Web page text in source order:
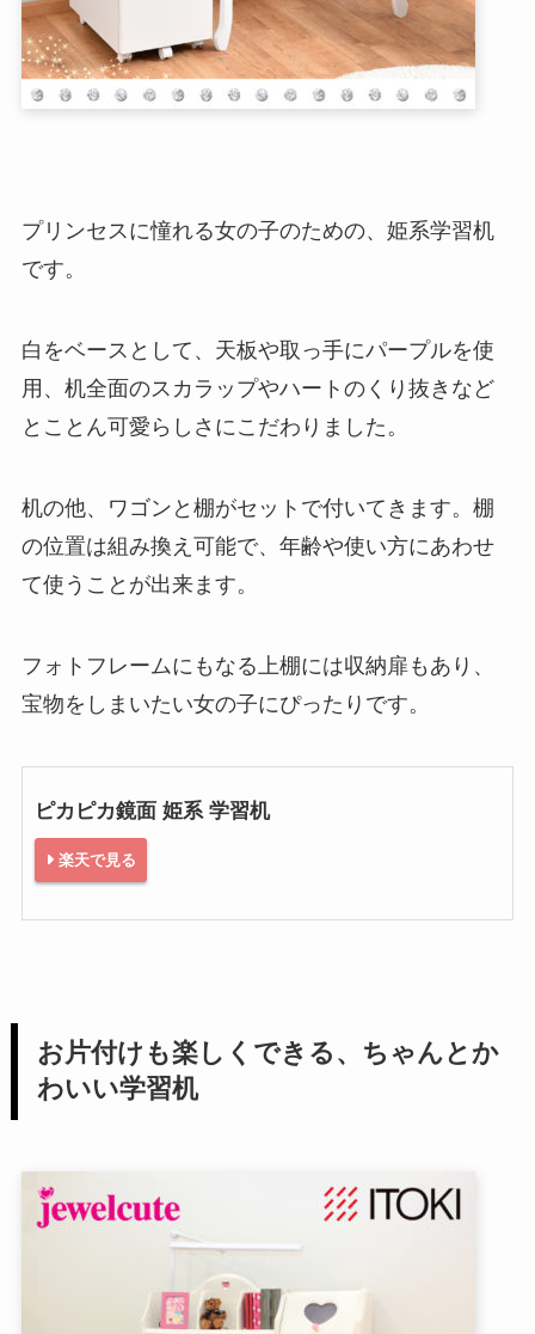
プリンセスに憧れる女の子のための、姫系学習机
です。
白をベースとして、天板や取っ手にパープルを使
用、机全面のスカラップやハートのくり抜きなど
とことん可愛らしさにこだわりました。
机の他、ワゴンと棚がセットで付いてきます。棚
の位置は組み換え可能で、年齢や使い方にあわせ
て使うことが出来ます。
フォトフレームにもなる上棚には収納扉もあり、
宝物をしまいたい女の子にぴったりです。
ピカピカ鏡面 姫系 学習机
楽天で見る
お片付けも楽しくできる、ちゃんとか
わいい学習机